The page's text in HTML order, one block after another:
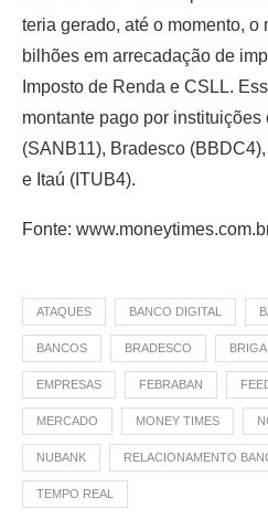
teria gerado, até o momento, o
bilhões em arrecadação de
Imposto de Renda e CSLL.
montante pago por instituições
(SANB11), Bradesco
e Itaú (ITUB4).
Fonte:
ATAQUES BANCO DIGITAL
BANCOS BRADESCO BRIGA
EMPRESAS FEBRABAN
MERCADO MONEY TIMES
NUBANK RELACIONAMENTO
TEMPO REAL